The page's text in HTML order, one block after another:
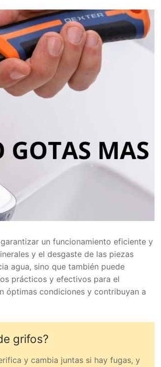
un funcionamiento eficiente y
y el desgaste de las piezas
agua, sino que también puede
prácticos y efectivos para el
óptimas condiciones y contribuyan a
grifos?
y cambia juntas si hay fugas, y